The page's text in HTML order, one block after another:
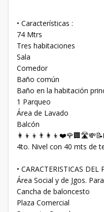
• Características :
74 Mtrs
Tres habitaciones
Sala
Comedor
Baño común
Baño en la habitación
1 Parqueo
Área de Lavado
Balcón
4to. Nivel con 40 mts de
• CARACTERISTICAS DEL
Área Social y de Jgos.
Cancha de baloncesto
Plaza Comercial